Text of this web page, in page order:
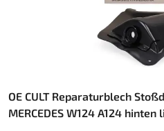
OE CULT Reparaturblech
MERCEDES W124 A124 hinten